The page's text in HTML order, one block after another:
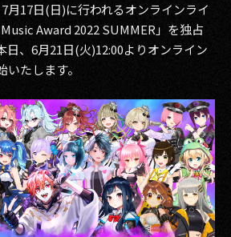
イベント
タテドラ
2026
2025
2024
月17日(日)に行われるオンラインライ
Award 2022 SUMMER」を独占
日、6月21日(火)12:00よりオンライン
たします。